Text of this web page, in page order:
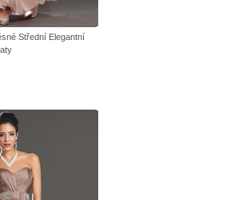
Střední Elegantní